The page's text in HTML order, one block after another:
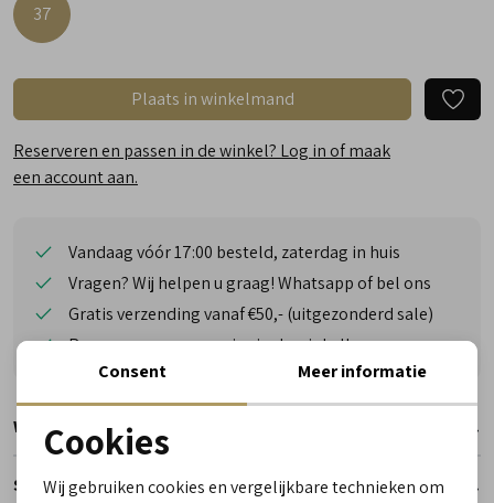
37
Plaats in winkelmand
Reserveren en passen in de winkel? Log in of maak
een account aan.
Vandaag vóór 17:00 besteld, zaterdag in huis
Vragen? Wij helpen u graag! Whatsapp of bel ons
Gratis verzending vanaf €50,- (uitgezonderd sale)
Reserveer- en passervice in de winkel!
Winkelvoorraad
Specificaties
Noodzakelijke cookies
Consent Meer informatie
Cookies
Wij gebruiken cookies en vergelijkbare technieken om